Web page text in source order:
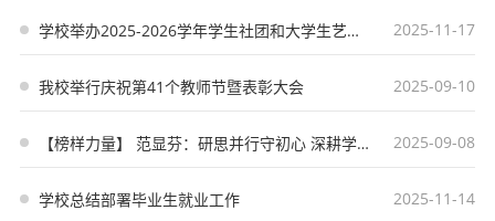
学校举办2025-2026学年学生社团和大学生艺术团指导教师聘任仪式 2025-11-17
我校举行庆祝第41个教师节暨表彰大会 2025-09-10
【榜样力量】 范显芬：研思并行守初心 深耕学前育芳华 2025-09-08
学校总结部署毕业生就业工作 2025-11-14